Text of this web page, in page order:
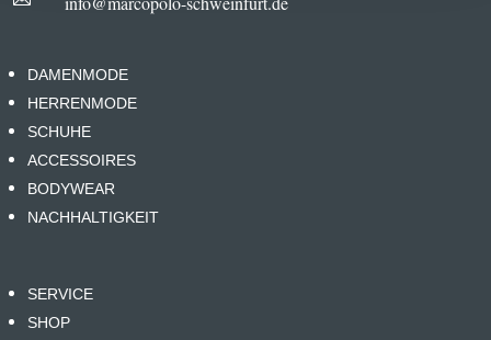
DAMENMODE
HERRENMODE
SCHUHE
ACCESSOIRES
BODYWEAR
NACHHALTIGKEIT
SERVICE
SHOP